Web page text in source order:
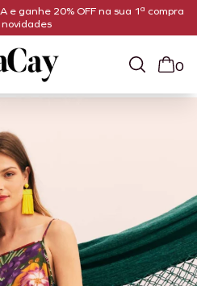
e ganhe 20% OFF na sua 1ª compra
novidades
0